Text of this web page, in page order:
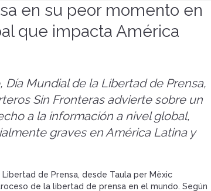
en su peor momento en
que impacta América
Día Mundial de la Libertad de Prensa,
Sin Fronteras advierte sobre un
a la información a nivel global,
graves en América Latina y
de Prensa, desde Taula per Mèxic
de la libertad de prensa en el mundo. Según